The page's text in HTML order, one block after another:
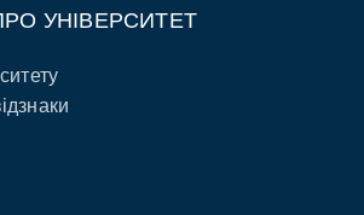
УНІВЕРСИТЕТ